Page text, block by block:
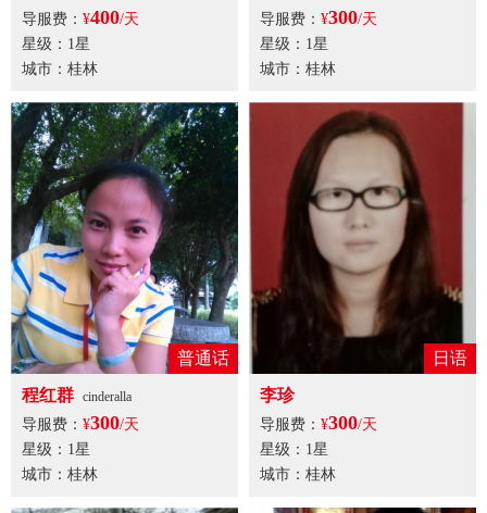
导服费： ¥400/天
星级：1星
城市：桂林
导服费： ¥300/天
星级：1星
城市：桂林
普通话
程红群 cinderalla
导服费： ¥300/天
星级：1星
城市：桂林
日语
李珍
导服费： ¥300/天
星级：1星
城市：桂林